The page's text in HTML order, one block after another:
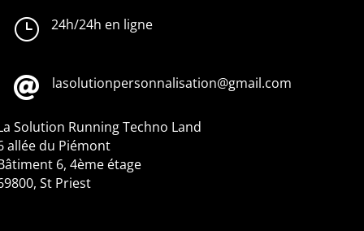
} 24h/24h en ligne
 lasolutionpersonnalisation@gmail.com
Solution RunningTechno Land
allée du Piémont
6, 4ème étage
St Priest